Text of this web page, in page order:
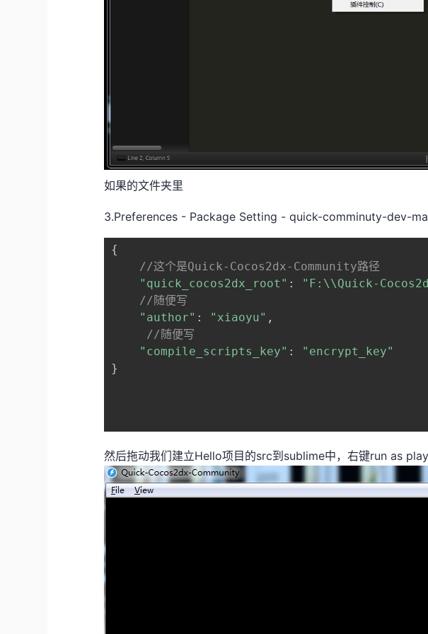
如果的文件夹里
3.Preferences - Package Setting - quick-comminuty-dev-
{
//这个是Quick-Cocos2dx-Community路径
"quick_cocos2dx_root" : "F:\\Quick-
//随便写
"author" : "xiaoyu" ,
//随便写
"compile_scripts_key" : "encrypt_key"
}
然后拖动我们建立Hello项目的src到sublime中，右键run as